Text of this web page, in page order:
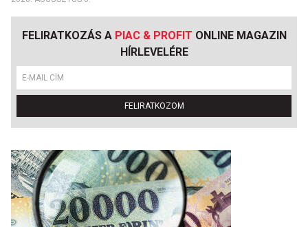
FELIRATKOZÁS A PIAC & PROFIT ONLINE MAGAZIN
HÍRLEVELÉRE
FELIRATKOZOM